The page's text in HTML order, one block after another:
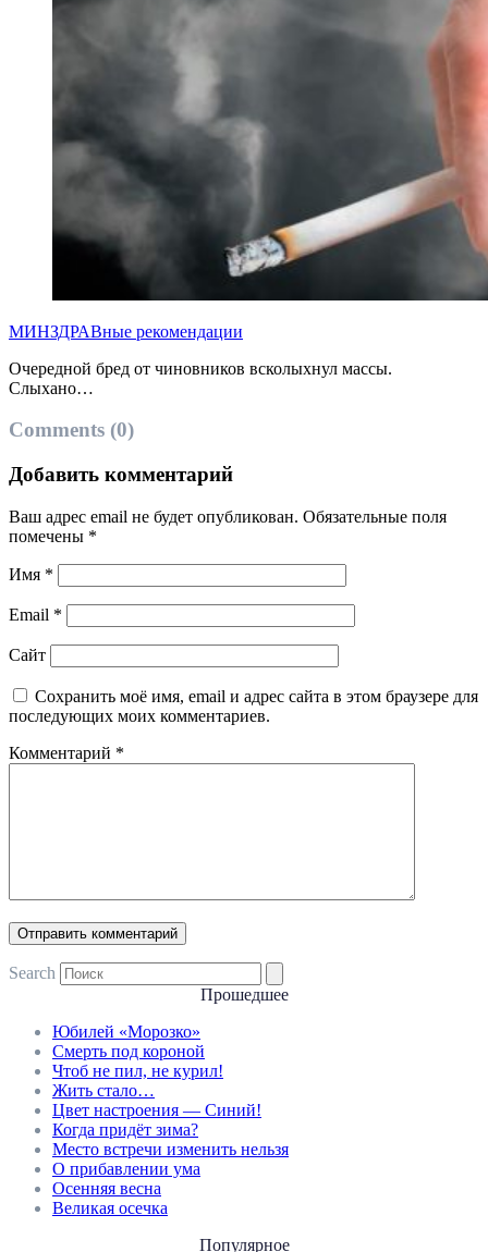
МИНЗДРАВные рекомендации
Очередной бред от чиновников всколыхнул массы.
Слыхано…
Comments (0)
Добавить комментарий
Ваш адрес email не будет опубликован. Обязательные поля
помечены *
Имя *
Email *
Сайт
Сохранить моё имя, email и адрес сайта в этом браузере для
последующих моих комментариев.
Комментарий *
Search
Прошедшее
Юбилей «Морозко»
Смерть под короной
Чтоб не пил, не курил!
Жить стало…
Цвет настроения — Синий!
Когда придёт зима?
Место встречи изменить нельзя
О прибавлении ума
Осенняя весна
Великая осечка
Популярное